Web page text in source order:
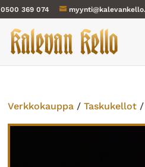
0500 369 074
Verkkokauppa /Taskukellot /